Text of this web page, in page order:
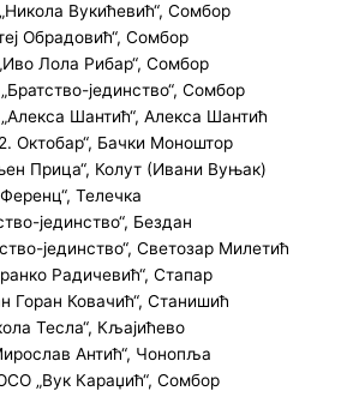
Вукићевић“, Сомбор
Обрадовић“, Сомбор
Лола Рибар“, Сомбор
јединство“, Сомбор
Шантић“, Алекса Шантић
Октобар“, Бачки Моноштор
Прица“, Колут (Ивани Вуњак)
Телечка
јединство“, Бездан
јединство“, Светозар Милетић
Радичевић“, Стапар
Горан Ковачић“, Станишић
Тесла“, Кљајићево
Антић“, Чонопља
„Вук Караџић“, Сомбор